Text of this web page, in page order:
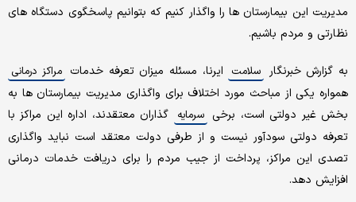
مدیریت این بیمارستان ها را واگذار کنیم که بتوانیم پاسخگوی دستگاه های
نظارتی و مردم باشیم.
به گزارش خبرنگار سلامت ایرنا، مسئله میزان تعرفه خدمات مراکز درمانی
همواره یکی از مباحث مورد اختلاف برای واگذاری مدیریت بیمارستان ها به
بخش غیر دولتی است، برخی سرمایه گذاران معتقدند، اداره این مراکز با
تعرفه دولتی سودآور نیست و از طرفی دولت معتقد است نباید واگذاری
تصدی این مراکز، پرداخت از جیب مردم را برای دریافت خدمات درمانی
افزایش دهد.